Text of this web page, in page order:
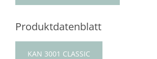
Produktdatenblatt
KAN 3001 CLASSIC